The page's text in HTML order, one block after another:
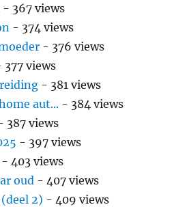
- 367 views
- 374 views
- 376 views
377 views
- 381 views
aut... - 384 views
387 views
- 397 views
- 403 views
oud - 407 views
2) - 409 views